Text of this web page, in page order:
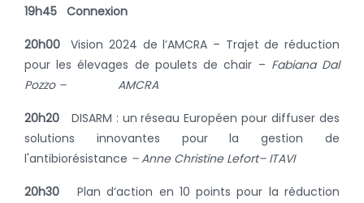
19h45 Connexion
20h00Vision 2024 de l’AMCRA – Trajet de réduction
pour les élevages de poulets de chair – Fabiana Dal
Pozzo – AMCRA
20h20 DISARM : un réseau Européen pour diffuser des
solutions innovantes pour la gestion de
l'antibiorésistance – Anne Christine Lefort– ITAVI
20h30 Plan d’action en 10 points pour la réduction